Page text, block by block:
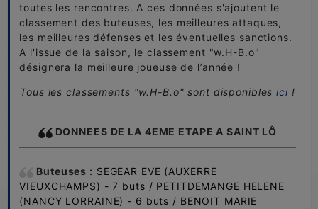
toutes les rencontres. A ces données s'ajoutent le
classement des buteuses, les meilleures attaques,
les meilleures défenses et les éventuelles sanctions.
A l'issue de la saison, le classement "w.H-B.o"
désignera la meilleure joueuse de l’année !
Tous les classements "w.H-B.o" sont disponiblesici!
DONNEES DE LA 4EME ETAPEA SAINT LÔ
Buteuses : SEGEAR EVE (AUXERRE
VIEUXCHAMPS) - 7 buts / PETITDEMANGE HELENE
(NANCY LORRAINE) - 6 buts / BENOIT MARIE